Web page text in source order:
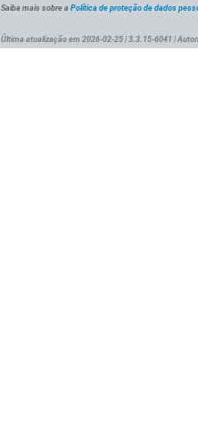
Saiba mais sobre a Política de proteção de dados
Última atualização em 2026-02-25 | 3.3.15-6041 |